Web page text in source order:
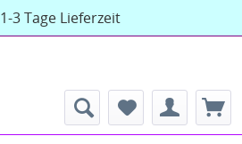
1-3 Tage Lieferzeit